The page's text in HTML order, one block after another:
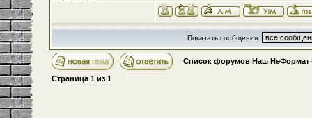
Показать сообщения:
Список форумов Наш НеФормат
Страница 1 из 1